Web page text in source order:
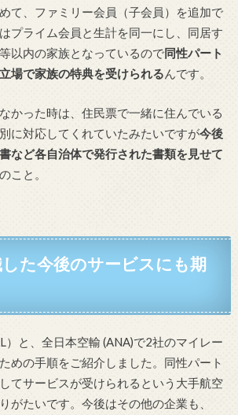
て、ファミリー会員（子会員）を追加で
プライム会員と生計を同一にし、同居す
以内の家族となっているので同性パート
場で家族の特典を受けられるんです。
かった時は、住民票で一緒に住んでいる
に対応してくれていたみたいですが今後
など各自治体で発行された書類を見せて
こと。
した今後のサービスにも期
）と、全日本空輸 (ANA)で2社のマイレー
めの手順をご紹介しました。同性パート
てサービスが受けられるという大手航空
がたいです。今後はその他の企業も、